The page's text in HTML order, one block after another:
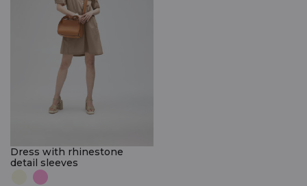
Dress with rhinestone
detail sleeves